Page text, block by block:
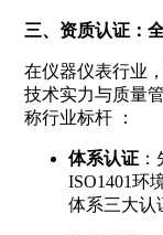
三、资质认证：
在仪器仪表行业
技术实力与质量
称行业标杆
：
体系认证：
ISO1401环
体系三大认